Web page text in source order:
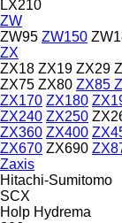
LX210
ZW
ZW95 ZW150
ZX
ZX18 ZX19 ZX29
ZX75 ZX80 ZX85
ZX170 ZX180
ZX240 ZX250
ZX360 ZX400
ZX670 ZX690
Zaxis
Hitachi-Sumitomo
SCX
Holp Hydrema